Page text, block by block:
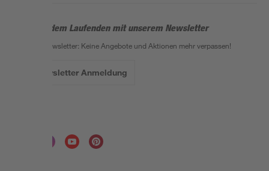
Bleib auf dem Laufenden mit unserem Newsletter
Der toom Newsletter: Keine Angebote und Aktionen mehr verpassen!
Zur Newsletter Anmeldung